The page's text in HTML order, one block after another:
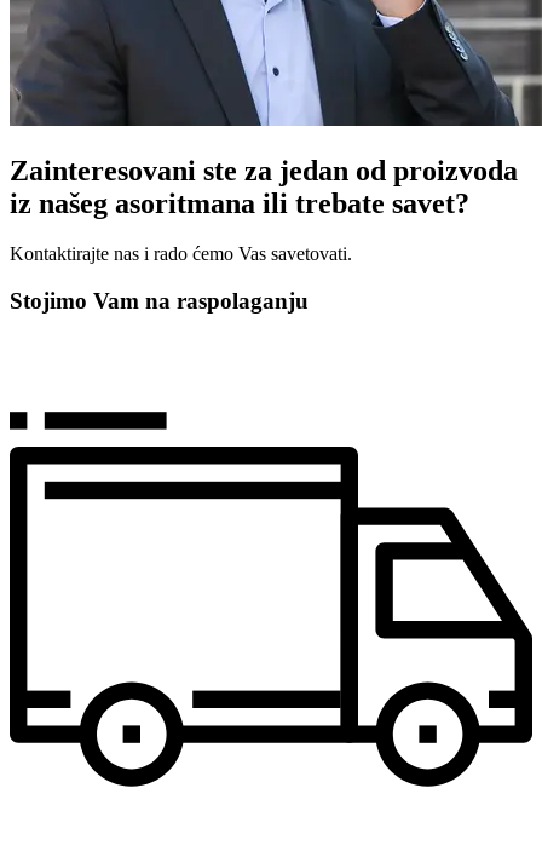
Zainteresovani ste za jedan od proizvoda
iz našeg asoritmana ili trebate savet?
Kontaktirajte nas i rado ćemo Vas savetovati.
Stojimo Vam na raspolaganju